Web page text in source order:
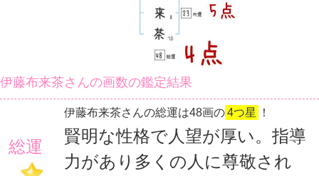
伊藤布来茶さんの画数の鑑定結果
総運
伊藤布来茶さんの総運は48画の4つ星 ！
賢明な性格で人望が厚い。指導
力があり多くの人に尊敬され